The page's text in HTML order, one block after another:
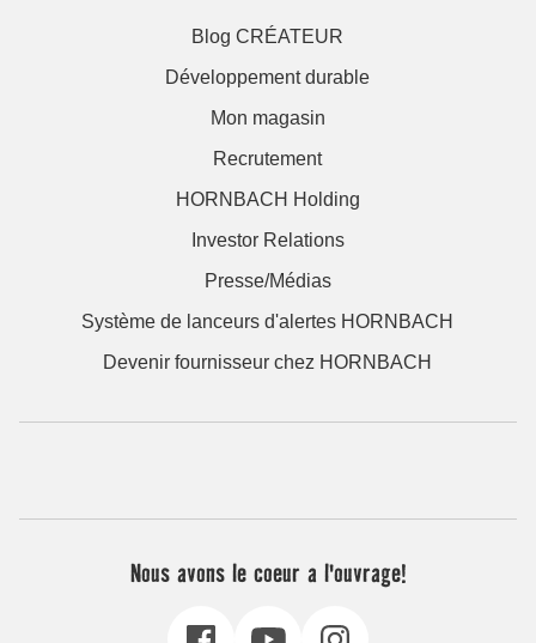
Blog CRÉATEUR
Développement durable
Mon magasin
Recrutement
HORNBACH Holding
Investor Relations
Presse/Médias
Système de lanceurs d'alertes HORNBACH
Devenir fournisseur chez HORNBACH
Nous avons le coeur a l'ouvrage!